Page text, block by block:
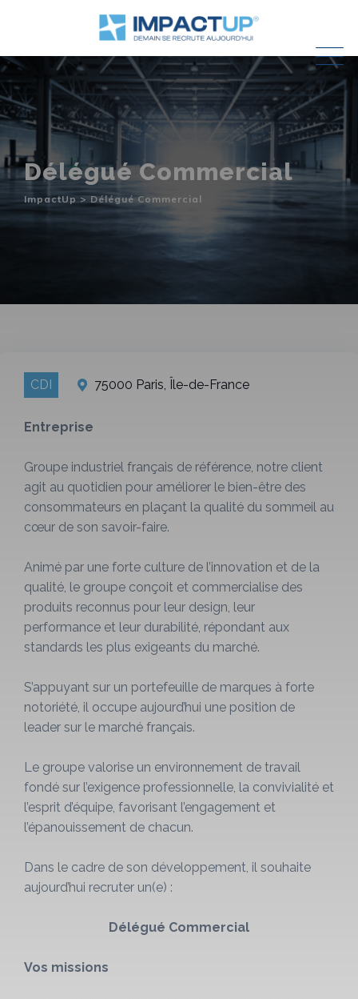
Délégué Commercial
ImpactUp >Délégué Commercial
CDI 75000 Paris, Île-de-France
Entreprise
Groupe industriel français de référence, notre client
agit au quotidien pour améliorer le bien-être des
consommateurs en plaçant la qualité du sommeil au
cœur de son savoir-faire.
Animé par une forte culture de l’innovation et de la
qualité, le groupe conçoit et commercialise des
produits reconnus pour leur design, leur
performance et leur durabilité, répondant aux
standards les plus exigeants du marché.
S’appuyant sur un portefeuille de marques à forte
notoriété, il occupe aujourd’hui une position de
leader sur le marché français.
Le groupe valorise un environnement de travail
fondé sur l’exigence professionnelle, la convivialité et
l’esprit d’équipe, favorisant l’engagement et
l’épanouissement de chacun.
Dans le cadre de son développement, il souhaite
aujourd’hui recruter un(e) :
Délégué Commercial
Vos missions